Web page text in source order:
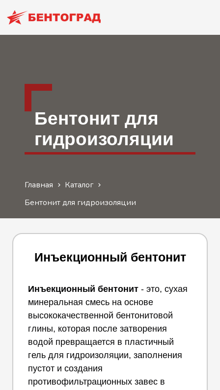
Бентонит для
гидроизоляции
Главная
Каталог
Бентонит для гидроизоляции
Инъекционный бентонит
Инъекционный бентонит - это, сухая
минеральная смесь на основе
высококачественной бентонитовой
глины, которая после затворения
водой превращается в пластичный
гель для гидроизоляции, заполнения
пустот и создания
противофильтрационных завес в